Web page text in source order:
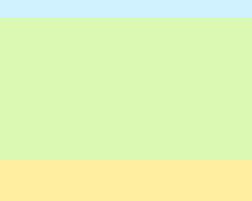
PATTAYA HOTEL & RESORT 4*